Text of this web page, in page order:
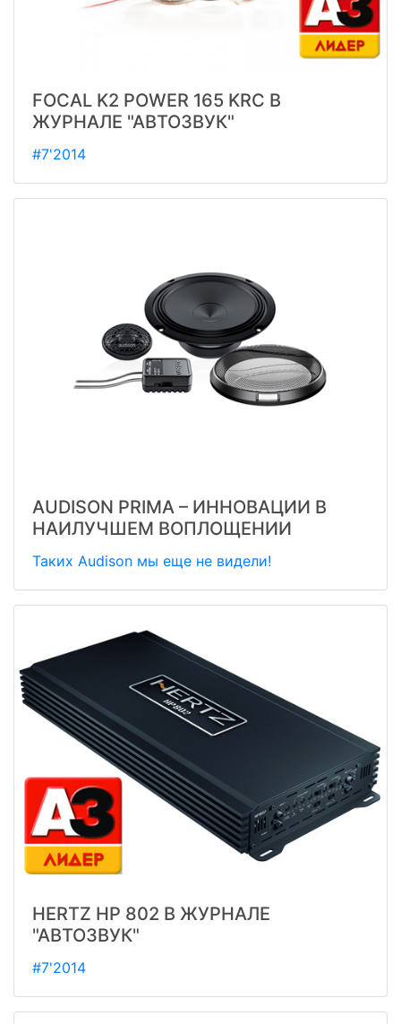
FOCAL K2 POWER 165 KRC В
ЖУРНАЛЕ "АВТОЗВУК"
#7'2014
AUDISON PRIMA – ИННОВАЦИИ В
НАИЛУЧШЕМ ВОПЛОЩЕНИИ
Таких Audison мы еще не видели!
HERTZ HP 802 В ЖУРНАЛЕ
"АВТОЗВУК"
#7'2014